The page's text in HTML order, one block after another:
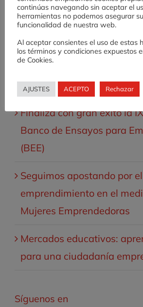
Valnalón lanza la X
de Ensayos para
Desafío AE: una
Educación Secundaria
Finaliza con gran éxito la
Banco de Ensayos para
(BEE)
Seguimos apostando por el
emprendimiento en el
Mujeres Emprendedoras
Mercados educativos:
para una ciudadanía
Síguenos en
continúas navegando sin aceptar el
herramientas no podemos asegurar
funcionalidad de nuestra web.
Al aceptar consientes el uso de estas
los términos y condiciones expuestos
de Cookies.
AJUSTES ACEPTO Rechazar